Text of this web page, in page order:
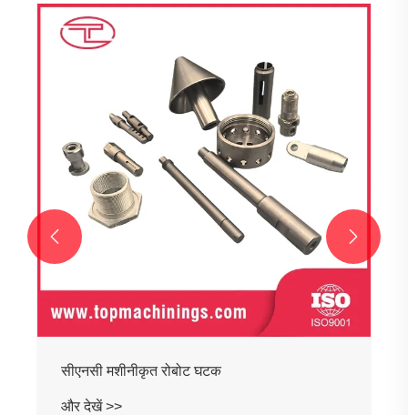
सीएनसी मशीनीकृत ऑप्टिकल पार्ट्स
 